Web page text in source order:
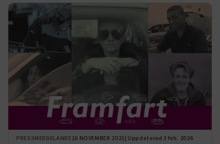
PRESSMEDDELANDE16 NOVEMBER 2021| Uppdaterad 3 feb. 2026